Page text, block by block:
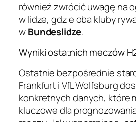
również zwrócić uwagę na
w lidze, gdzie oba kluby
wBundeslidze.
Wyniki ostatnich meczów
Ostatnie bezpośrednie
Frankfurt i VfL Wolfsburg
konkretnych danych, które
kluczowe dla